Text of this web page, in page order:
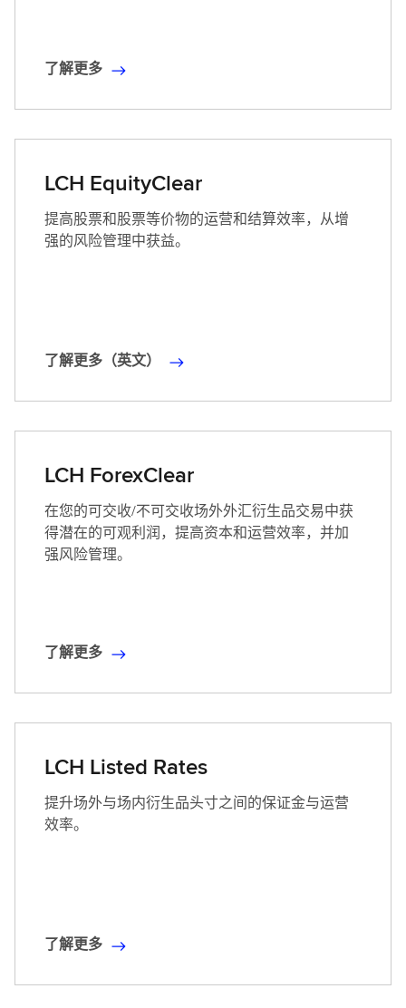
了
多
了解更多
LCH EquityClear
提高股票和股票等价物的运营和结算效率，从增
强的风险管理中获益。
了
多
英
文
）
了解更多（英文）
LCH ForexClear
在您的可交收/不可交收场外外汇衍生品交易中获
得潜在的可观利润，提高资本和运营效率，并加
强风险管理。
了
多
了解更多
LCH Listed Rates
提升场外与场内衍生品头寸之间的保证金与运营
效率。
了
了解更多